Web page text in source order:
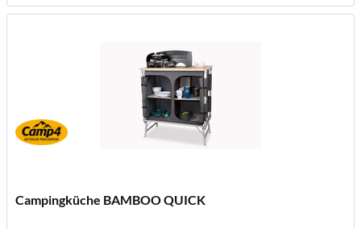
Campingküche BAMBOO QUICK